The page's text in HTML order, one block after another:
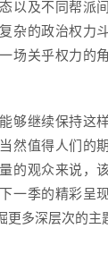
以及不同帮派
杂的政治权力
场关乎权力的
够继续保持这
然值得人们的
的观众来说，
一季的精彩呈
多深层次的主